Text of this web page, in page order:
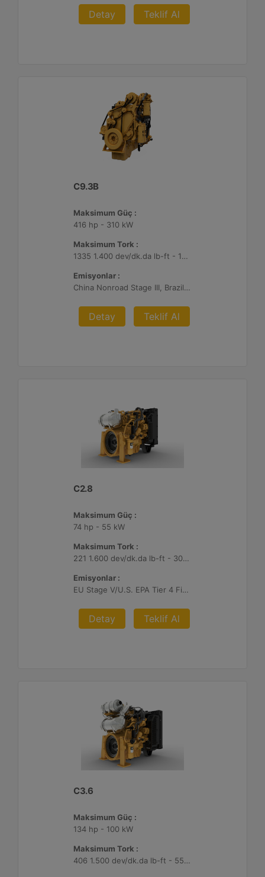
Detay Teklif Al
C9.3B
Maksimum Güç :
416 hp - 310 kW
Maksimum Tork :
1335 1.400 dev/dk.da lb-ft - 1810 1.400 dev/dk.da Nm
Emisyonlar :
China Nonroad Stage III, Brazil MAR-1, UN ECE R96 Stage IIIA
Detay Teklif Al
C2.8
Maksimum Güç :
74 hp - 55 kW
Maksimum Tork :
221 1.600 dev/dk.da lb-ft - 300 1.600 dev/dk.da Nm
Emisyonlar :
EU Stage V/U.S. EPA Tier 4 Final/ Japan 2014 (Tier 4 Final)
Detay Teklif Al
C3.6
Maksimum Güç :
134 hp - 100 kW
Maksimum Tork :
406 1.500 dev/dk.da lb-ft - 550 1.500 dev/dk.da Nm